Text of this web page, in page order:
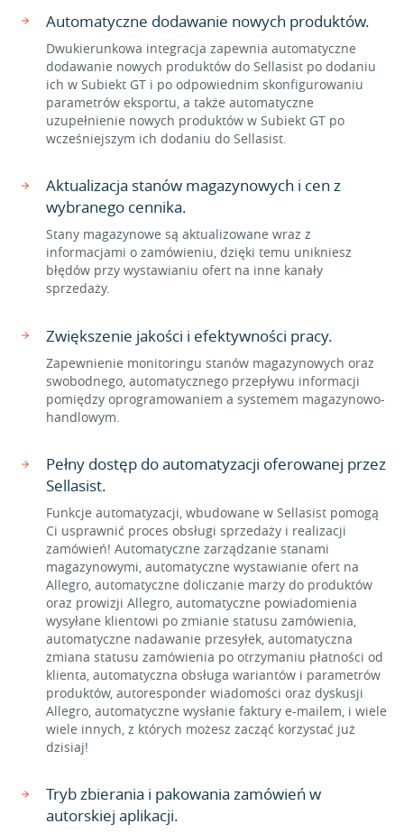
Automatyczne dodawanie nowych produktów.
Dwukierunkowa integracja zapewnia automatyczne
dodawanie nowych produktów do Sellasist po dodaniu
ich w Subiekt GT i po odpowiednim skonfigurowaniu
parametrów eksportu, a także automatyczne
uzupełnienie nowych produktów w Subiekt GT po
wcześniejszym ich dodaniu do Sellasist.
Aktualizacja stanów magazynowych i cen z
wybranego cennika.
Stany magazynowe są aktualizowane wraz z
informacjami o zamówieniu, dzięki temu unikniesz
błędów przy wystawianiu ofert na inne kanały
sprzedaży.
Zwiększenie jakości i efektywności pracy.
Zapewnienie monitoringu stanów magazynowych oraz
swobodnego, automatycznego przepływu informacji
pomiędzy oprogramowaniem a systemem magazynowo-
handlowym.
Pełny dostęp do automatyzacji oferowanej przez
Sellasist.
Funkcje automatyzacji, wbudowane w Sellasist pomogą
Ci usprawnić proces obsługi sprzedaży i realizacji
zamówień! Automatyczne zarządzanie stanami
magazynowymi, automatyczne wystawianie ofert na
Allegro, automatyczne doliczanie marży do produktów
oraz prowizji Allegro, automatyczne powiadomienia
wysyłane klientowi po zmianie statusu zamówienia,
automatyczne nadawanie przesyłek, automatyczna
zmiana statusu zamówienia po otrzymaniu płatności od
klienta, automatyczna obsługa wariantów i parametrów
produktów, autoresponder wiadomości oraz dyskusji
Allegro, automatyczne wysłanie faktury e-mailem, i wiele
wiele innych, z których możesz zacząć korzystać już
dzisiaj!
Tryb zbierania i pakowania zamówień w
autorskiej aplikacji.